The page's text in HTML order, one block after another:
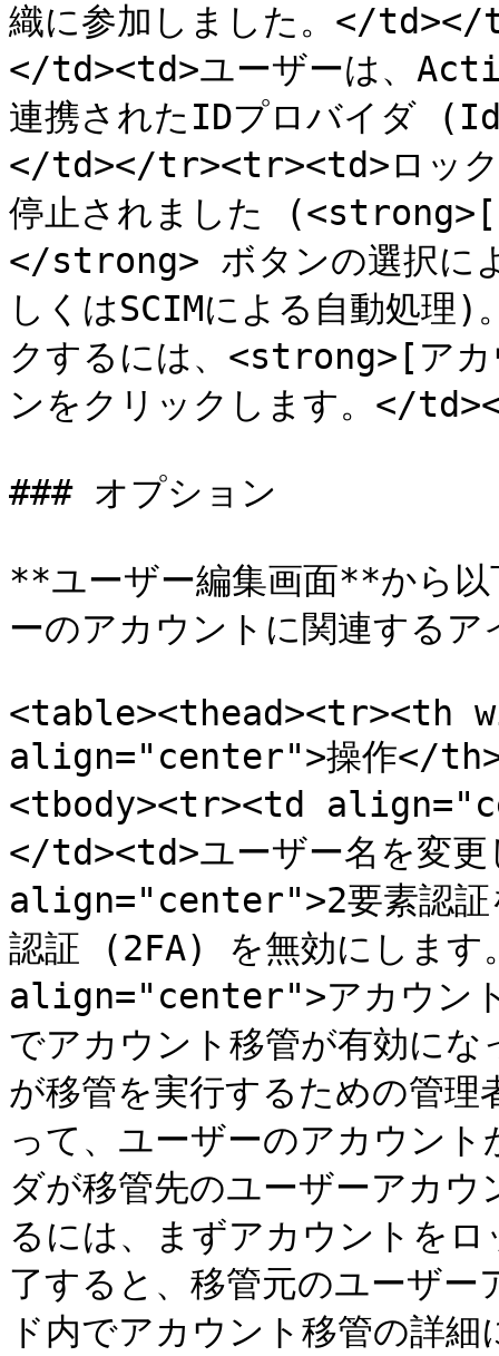
織に参加しました。</
</td><td>ユーザーは、
連携されたIDプロバイダ
</td></tr><tr><td>ロック
停止されました (<strong>[
</strong> ボタンの選択に
しくはSCIMによる自動処理
クするには、<strong>[ア
ンをクリックします。</
### オプション
**ユーザー編集画面**から以
ーのアカウントに関連する
<table><thead><tr><th
align="center">操作</
<tbody><tr><td
</td><td>ユーザー名を変
align="center">2要素認証
認証 (2FA) を無効にしま
align="center">アカウン
でアカウント移管が有効に
が移管を実行するための管理
って、ユーザーのアカウン
ダが移管先のユーザーアカ
るには、まずアカウントを
了すると、移管元のユーザ
ド内でアカウント移管の詳